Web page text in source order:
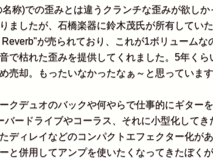
称)での歪みとは違うクランチな歪みが欲しか
ましたが、石橋楽器に鈴木茂氏が所有してい
が売られており、これが1ボリュームな
で枯れた歪みを提供してくれました。5年く
売却。もったいなかったなぁ～と思っています
クデュオのバックや何やらで仕事的にギター
バードライブやコーラス、それに小型化してき
ディレイなどのコンパクトエフェクター化が
と併用してアンプを使いたくなってきたぼく